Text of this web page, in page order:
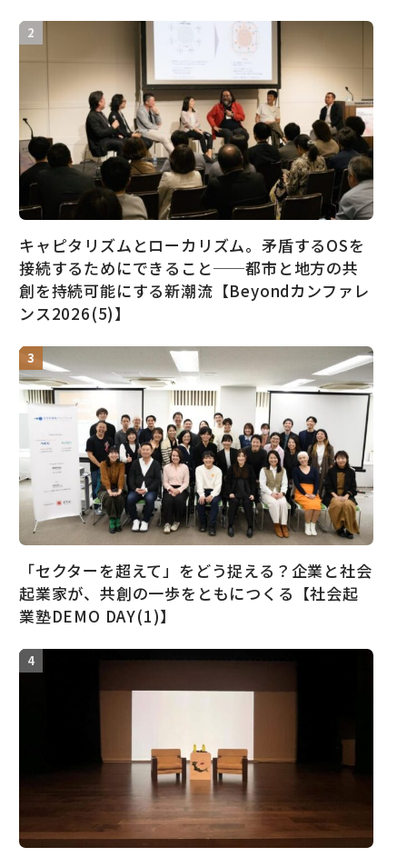
キャピタリズムとローカリズム。矛盾するOSを
接続するためにできること──都市と地方の共
創を持続可能にする新潮流【Beyondカンファレ
ンス2026(5)】
「セクターを超えて」をどう捉える？企業と社会
起業家が、共創の一歩をともにつくる【社会起
業塾DEMO DAY(1)】